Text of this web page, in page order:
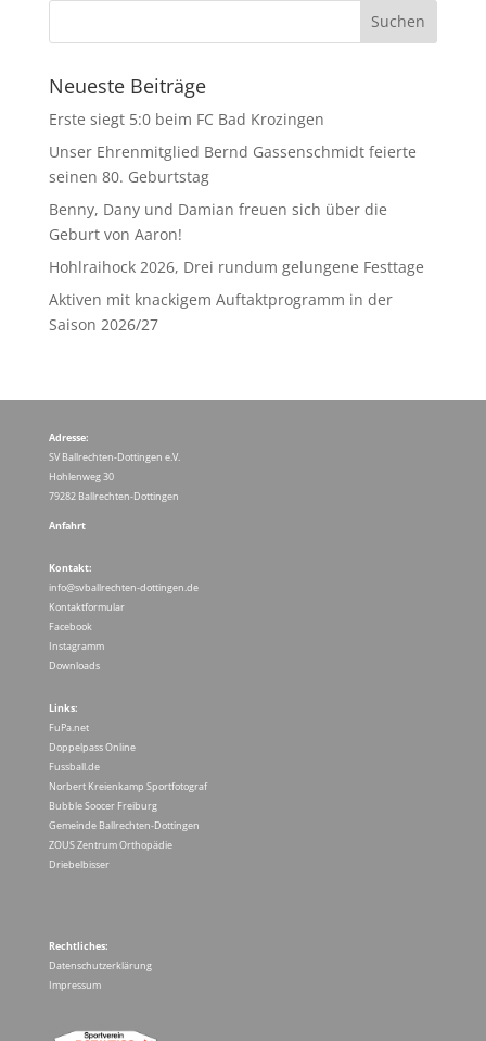
Neueste Beiträge
Erste siegt 5:0 beim FC Bad Krozingen
Unser Ehrenmitglied Bernd Gassenschmidt feierte
seinen 80. Geburtstag
Benny, Dany und Damian freuen sich über die
Geburt von Aaron!
Hohlraihock 2026, Drei rundum gelungene Festtage
Aktiven mit knackigem Auftaktprogramm in der
Saison 2026/27
Adresse:
SV Ballrechten-Dottingen e.V.
Hohlenweg 30
79282 Ballrechten-Dottingen
Anfahrt
Kontakt:
info@svballrechten-dottingen.de
Kontaktformular
Facebook
Instagramm
Downloads
Links:
FuPa.net
Doppelpass Online
Fussball.de
Norbert Kreienkamp Sportfotograf
Bubble Soocer Freiburg
Gemeinde Ballrechten-Dottingen
ZOUS Zentrum Orthopädie
Driebelbisser
Rechtliches:
Datenschutzerklärung
Impressum